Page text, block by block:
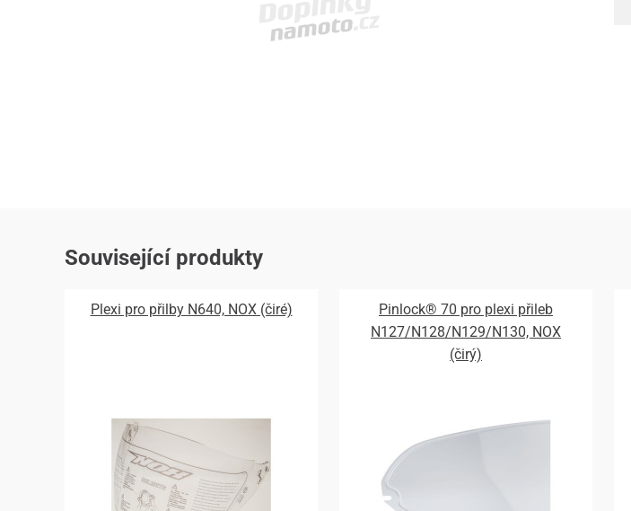
Související produkty
Plexi pro přilby N640, NOX (čiré)
Pinlock® 70 pro plexi přileb
N127/N128/N129/N130, NOX
(čirý)